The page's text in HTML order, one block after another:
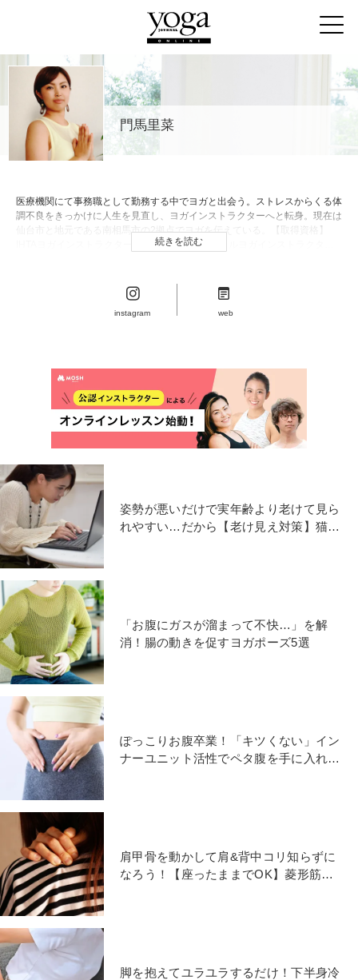
門馬里菜
医療機関にて事務職として勤務する中でヨガと出会う。ストレスからくる体
調不良をきっかけに​人生を見直し、ヨガインストラクターへと転身。現在は
仙台市と地元である南相馬市の2拠点でヨガを伝えている。【取得資格】
IHTAヨガインストラクター２級／小顔フェイシャルヨガインストラクター
続きを読む
instagram web
姿勢が悪いだけで実年齢より老けて見ら
れやすい…だから【老け見え対策】猫背
「お腹にガスが溜まって不快…」を解
消！腸の動きを促すヨガポーズ5選
ぽっこりお腹卒業！「キツくない」イン
ナーユニット活性でペタ腹を手に入れる
肩甲骨を動かして肩&背中コリ知らずに
なろう！【座ったままでOK】菱形筋ほ
脚を抱えてユラユラするだけ！下半身冷